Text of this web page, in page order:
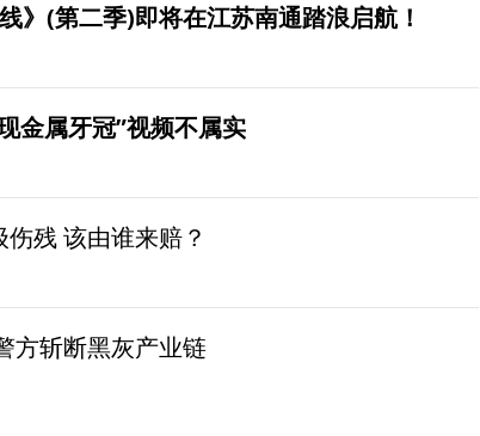
》(第二季)即将在江苏南通踏浪启航！
金属牙冠”视频不属实
残 该由谁来赔？
方斩断黑灰产业链